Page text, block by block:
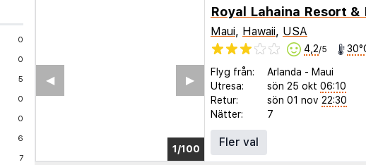
0
0
5
0
0
6
7
1/96
▶︎
◀︎
Royal Lahaina Resort &
Maui, Hawaii, USA
4,2/5
Flyg från: Arlanda - Maui
Utresa:
sön 25 okt 06:10
Retur:
sön 01 nov 22:30
Nätter:
7
Fler val